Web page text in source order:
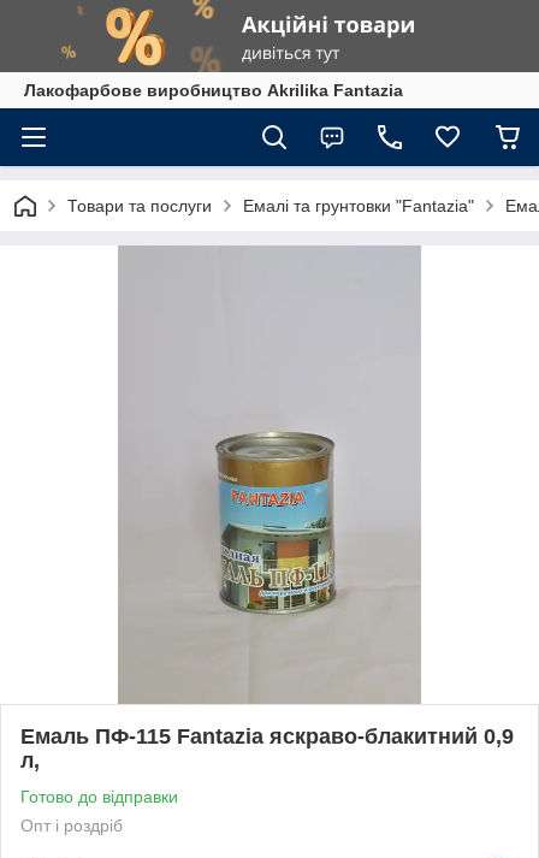
Лакофарбове виробництво Akrilika Fantazia
Товари та послуги Емалі та грунтовки "Fantazia"
Емаль ПФ-115 Fantazia яскраво-блакитний 0,9
л,
Готово до відправки
Опт і роздріб